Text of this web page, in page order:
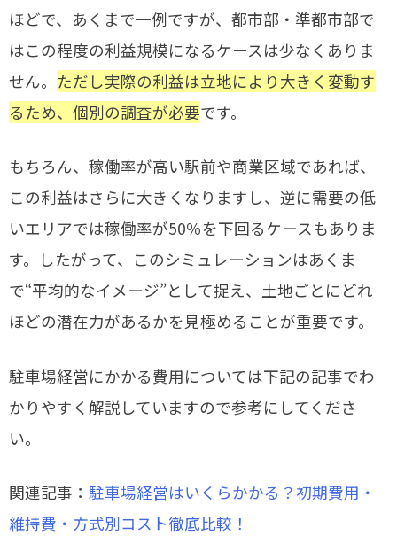
ほどで、あくまで一例ですが、都市部・準都市部で
はこの程度の利益規模になるケースは少なくありま
せん。 ただし実際の利益は立地により大きく変動す
るため、個別の調査が必要です。
もちろん、稼働率が高い駅前や商業区域であれば、
この利益はさらに大きくなりますし、逆に需要の低
いエリアでは稼働率が50％を下回るケースもありま
す。したがって、このシミュレーションはあくま
で“平均的なイメージ”として捉え、土地ごとにどれ
ほどの潜在力があるかを見極めることが重要です。
駐車場経営にかかる費用については下記の記事でわ
かりやすく解説していますので参考にしてくださ
い。
関連記事： 駐車場経営はいくらかかる？初期費用・
維持費・方式別コスト徹底比較！